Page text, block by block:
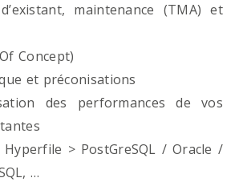
maintenance (TMA) et
Concept)
et préconisations
des performances de vos
> PostGreSQL / Oracle /
…